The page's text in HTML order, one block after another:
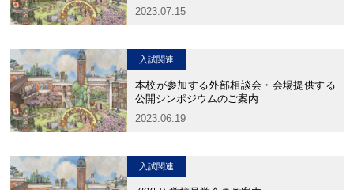
国際交流行事
1年留学の留学先
入試関連情報
募集要項
2023.07.15
入試関連
本校が参加する外部相談会・会場提供する
公開シンポジウムのご案内
2023.06.19
入試関連